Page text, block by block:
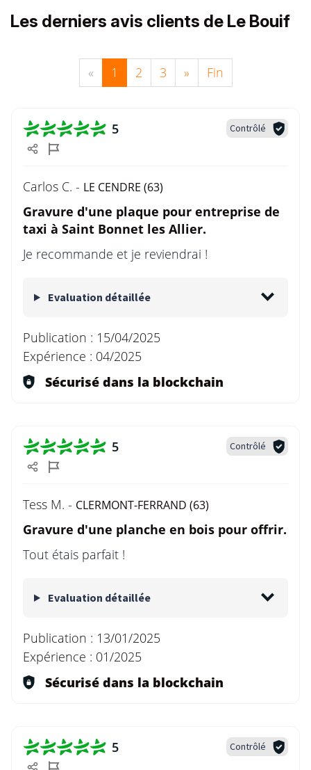
Les derniers avis clients de Le Bouif
« 1 2 3 » Fin
5 Contrôlé
Carlos C. - LE CENDRE (63)
Gravure d'une plaque pour entreprise de
taxi à Saint Bonnet les Allier.
Je recommande et je reviendrai !
Evaluation détaillée
Publication : 15/04/2025
Expérience : 04/2025
Sécurisé dans la blockchain
5 Contrôlé
Tess M. - CLERMONT-FERRAND (63)
Gravure d'une planche en bois pour offrir.
Tout étais parfait !
Evaluation détaillée
Publication : 13/01/2025
Expérience : 01/2025
Sécurisé dans la blockchain
5 Contrôlé